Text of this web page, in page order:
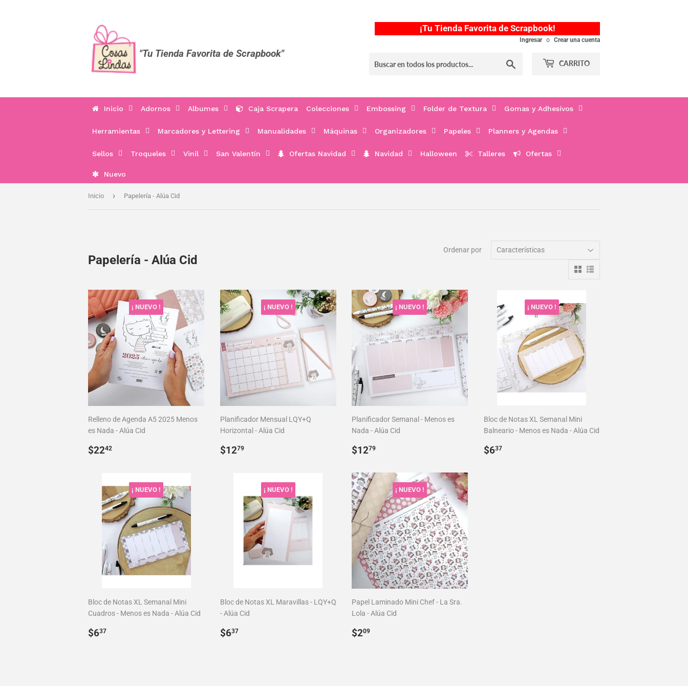
"Tu Tienda Favorita de Scrapbook"
¡Tu Tienda Favorita de Scrapbook!
Ingresar o Crear una cuenta
CARRITO
Inicio Adornos Albumes Caja Scrapera Colecciones Embossing Folder de Textura Gomas y Adhesivos
Herramientas Marcadores y Lettering Manualidades Máquinas Organizadores Papeles Planners y Agendas
Sellos Troqueles Vinil San Valentín Ofertas Navidad Navidad Halloween Talleres Ofertas
Nuevo
Inicio › Papelería - Alúa Cid
Papelería - Alúa Cid
Ordenar por
¡ NUEVO !
Relleno de Agenda A5 2025 Menos
es Nada - Alúa Cid
Precio
$2242
¡ NUEVO !
Planificador Mensual LQY+Q
Horizontal - Alúa Cid
Precio
$1279$12.79
¡ NUEVO !
Planificador Semanal - Menos es
Nada - Alúa Cid
Precio
$1279
¡ NUEVO !
Bloc de Notas XL Semanal Mini
Balneario - Menos es Nada - Alúa Cid
Precio
$637$6.37
¡ NUEVO !
Bloc de Notas XL Semanal Mini
Cuadros - Menos es Nada - Alúa Cid
Precio
$637
¡ NUEVO !
Bloc de Notas XL Maravillas - LQY+Q
- Alúa Cid
Precio
$637$6.37
¡ NUEVO !
Papel Laminado Mini Chef - La Sra.
Lola - Alúa Cid
Precio
$209